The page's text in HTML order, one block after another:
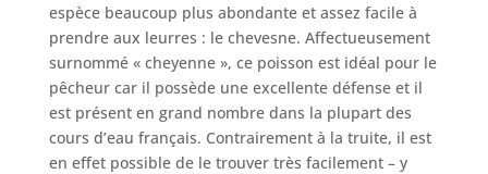
espèce beaucoup plus abondante et assez facile à
prendre aux leurres : le chevesne. Affectueusement
surnommé « cheyenne », ce poisson est idéal pour le
pêcheur car il possède une excellente défense et il
est présent en grand nombre dans la plupart des
cours d’eau français. Contrairement à la truite, il est
en effet possible de le trouver très facilement – y